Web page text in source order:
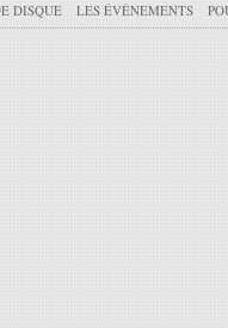
DISQUE LES ÉVÉNEMENTS